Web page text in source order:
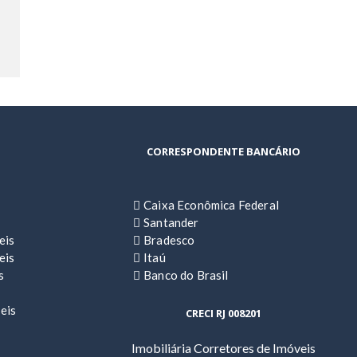
CORRESPONDENTE BANCÁRIO
Caixa Econômica Federal
Santander
Bradesco
Itaú
Banco do Brasil
CRECI RJ 008201
Imobiliária Corretores de Imóveis